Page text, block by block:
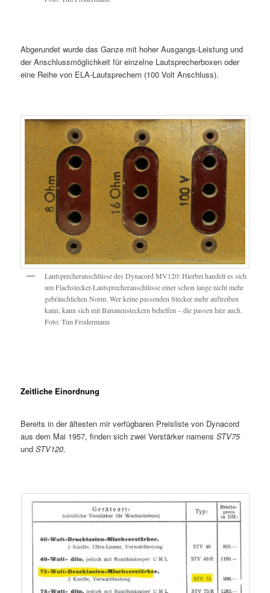
Abgerundet wurde das Ganze mit hoher Ausgangs-Leistung und
der Anschlussmöglichkeit für einzelne Lautsprecherboxen oder
eine Reihe von ELA-Lautsprechern (100 Volt Anschluss).
Lautsprecheranschlüsse des Dynacord MV120: Hierbei handelt es sich
um Flachstecker-Lautsprecheranschlüsse einer schon lange nicht mehr
gebräuchlichen Norm. Wer keine passenden Stecker mehr auftreiben
kann, kann sich mit Bananensteckern behelfen – die passen hier auch.
Foto: Tim Frodermann
Zeitliche Einordnung
Bereits in der ältesten mir verfügbaren Preisliste von Dynacord
aus dem Mai 1957, finden sich zwei Verstärker namensSTV75
undSTV120.